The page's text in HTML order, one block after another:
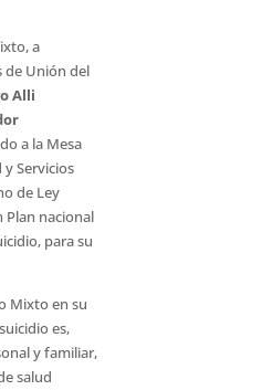
a
de Unión del
Alli
a la Mesa
y Servicios
de Ley
Plan nacional
para su
Mixto en su
es,
y familiar,
salud